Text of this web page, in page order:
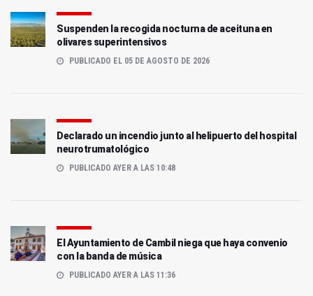
Suspenden la recogida nocturna de aceituna en
olivares superintensivos
PUBLICADO EL 05 DE AGOSTO DE 2026
Declarado un incendio junto al helipuerto del hospital
neurotrumatológico
PUBLICADO AYER A LAS 10:48
El Ayuntamiento de Cambil niega que haya convenio
con la banda de música
PUBLICADO AYER A LAS 11:36